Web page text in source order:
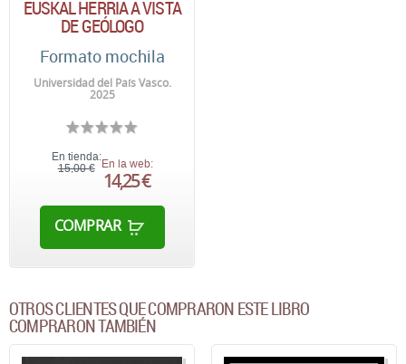
EUSKAL HERRIA A VISTA
DE GEÓLOGO
Formato mochila
Universidad del País Vasco.
2025
En tienda:
15,00 € En la web:
14,25 €
COMPRAR
OTROS CLIENTES QUE COMPRARON ESTE LIBRO
COMPRARON TAMBIÉN